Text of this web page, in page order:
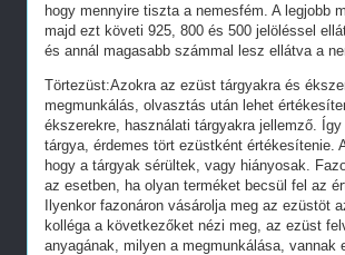
hogy mennyire tiszta a nemesfém. A legjobb
majd ezt követi 925, 800 és 500 jelöléssel
és annál magasabb számmal lesz ellátva a
Törtezüst:Azokra az ezüst tárgyakra és
megmunkálás, olvasztás után lehet
ékszerekre, használati tárgyakra jellemző.
tárgya, érdemes tört ezüstként értékesítenie.
hogy a tárgyak sérültek, vagy hiányosak.
az esetben, ha olyan terméket becsül fel az
Ilyenkor fazonáron vásárolja meg az
kolléga a következőket nézi meg, az ezüst
anyagának, milyen a megmunkálása,